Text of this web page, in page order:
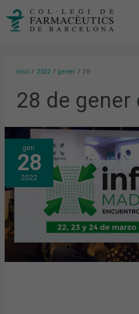
Inici 2022 gener 28
28 de gener
gen.
28
2022
L’IMPACTE
DE
LA
FATIGA
PANDÈMICA
EN
EL
FARMACÈUTIC
CENTRARÀ
CONFERÈNCIA
INAUGURAL
D’INFARMA
MADRID
2022